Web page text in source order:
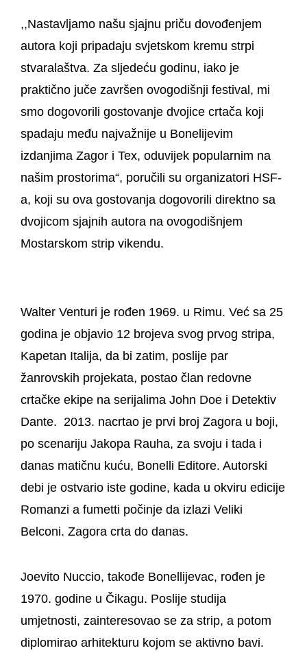
,,Nastavljamo našu sjajnu priču dovođenjem
autora koji pripadaju svjetskom kremu strpi
stvaralaštva. Za sljedeću godinu, iako je
praktično juče završen ovogodišnji festival, mi
smo dogovorili gostovanje dvojice crtača koji
spadaju među najvažnije u Bonelijevim
izdanjima Zagor i Tex, oduvijek popularnim na
našim prostorima“, poručili su organizatori HSF-
a, koji su ova gostovanja dogovorili direktno sa
dvojicom sjajnih autora na ovogodišnjem
Mostarskom strip vikendu.
Walter Venturi je rođen 1969. u Rimu. Već sa 25
godina je objavio 12 brojeva svog prvog stripa,
Kapetan Italija, da bi zatim, poslije par
žanrovskih projekata, postao član redovne
crtačke ekipe na serijalima John Doe i Detektiv
Dante. 2013. nacrtao je prvi broj Zagora u boji,
po scenariju Jakopa Rauha, za svoju i tada i
danas matičnu kuću, Bonelli Editore. Autorski
debi je ostvario iste godine, kada u okviru edicije
Romanzi a fumetti počinje da izlazi Veliki
Belconi. Zagora crta do danas.
Joevito Nuccio, takođe Bonellijevac, rođen je
1970. godine u Čikagu. Poslije studija
umjetnosti, zainteresovao se za strip, a potom
diplomirao arhitekturu kojom se aktivno bavi.